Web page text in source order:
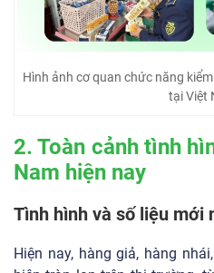
Hình ảnh cơ quan chức năng
tại Việt
2. Toàn cảnh tình
Nam hiện nay
Tình hình và số liệu mới
Hiện nay, hàng giả, hàng